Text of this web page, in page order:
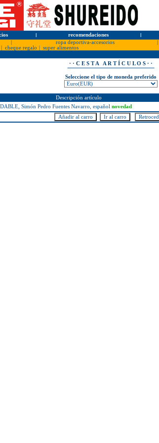
l recomendaciones l
ropa deportiva-accesorios
cheque regalo
super alimentos
· · C E S T A A R T Í C U L O S · ·
Seleccione el tipo de moneda preferido
Descripción artículo
Simón Pedro Fuentes Navarro, español novedad